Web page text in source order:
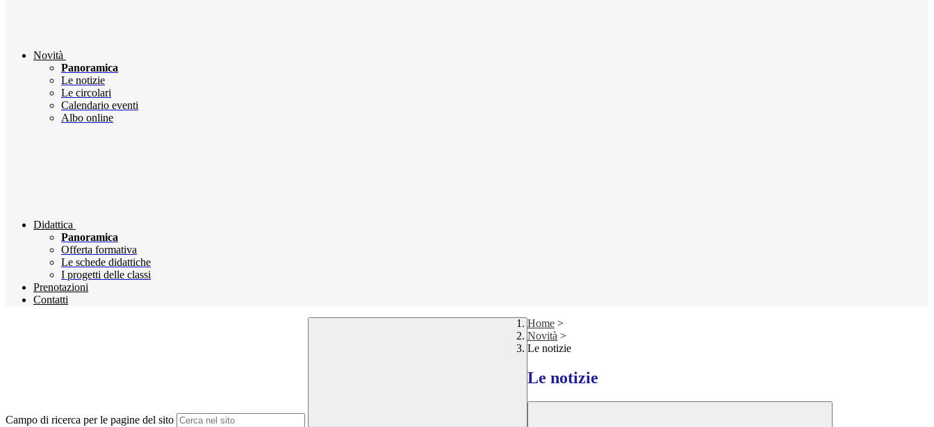
Novità
Panoramica
Le notizie
Le circolari
Calendario eventi
Albo online
Didattica
Panoramica
Offerta formativa
Le schede didattiche
I progetti delle classi
Prenotazioni
Contatti
Campo di ricerca per le pagine del sito
Home >
Novità >
Le notizie
Le notizie